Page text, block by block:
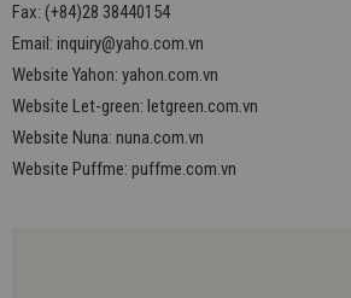
Fax: (+84)28 38440154
Email: inquiry@yaho.com.vn
Website Yahon: yahon.com.vn
Website Let-green: letgreen.com.vn
Website Nuna: nuna.com.vn
Website Puffme: puffme.com.vn